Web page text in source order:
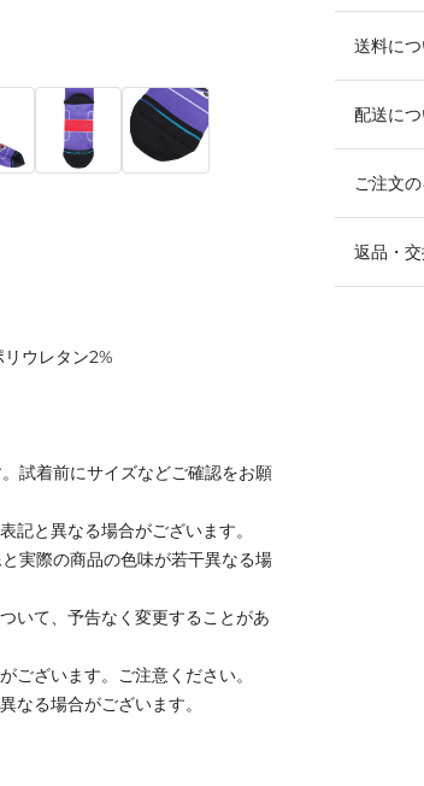
送料に
配送に
ご注文
返品・
ウレタン2%
試着前にサイズなどご確認をお願
と異なる場合がございます。
実際の商品の色味が若干異なる場
いて、予告なく変更することがあ
ざいます。ご注意ください。
なる場合がございます。